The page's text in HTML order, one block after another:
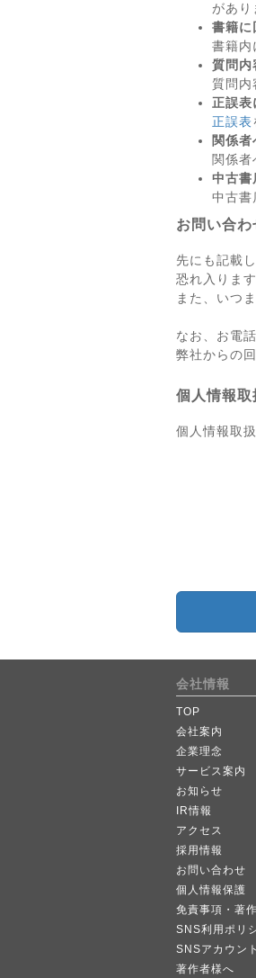
があり
書籍に
書籍内
質問内
質問内
正誤表
正誤表
関係
関係者
中古書
中古書
お問い合
先にも記載
恐れ入りま
また、いつ
なお、お電
弊社からの
個人情報取
個人情報取
会社情報
TOP
会社案内
企業理念
サービス案内
お知らせ
IR情報
アクセス
採用情報
お問い合わせ
個人情報保護
免責事項・著
SNS利用ポリ
SNSアカウン
著作者様へ